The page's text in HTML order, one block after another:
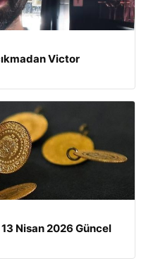
Victor
Nisan 2026 Güncel